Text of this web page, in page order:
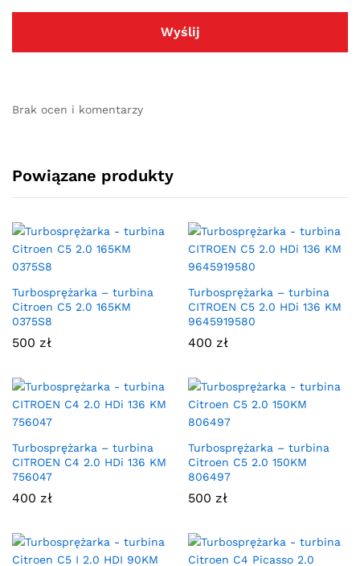
Brak ocen i komentarzy
Powiązane produkty
Turbosprężarka – turbina
Citroen C5 2.0 165KM
0375S8
500 zł
Turbosprężarka – turbina
CITROEN C5 2.0 HDi 136 KM
9645919580
400 zł
Turbosprężarka – turbina
CITROEN C4 2.0 HDi 136 KM
756047
400 zł
Turbosprężarka – turbina
Citroen C5 2.0 150KM
806497
500 zł